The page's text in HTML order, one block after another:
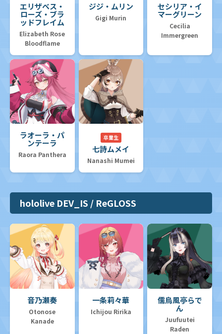
エリザベス・
ローズ・ブラ
ッドフレイム
Elizabeth Rose
Bloodflame
ジジ・ムリン
Gigi Murin
セシリア・イ
マーグリーン
Cecilia
Immergreen
ラオーラ・パ
ンテーラ
Raora Panthera
卒業生
七詩ムメイ
Nanashi Mumei
hololive DEV_IS / ReGLOSS
音乃瀬奏
Otonose
Kanade
一条莉々華
Ichijou Ririka
儒烏風亭らで
ん
Juufuutei
Raden